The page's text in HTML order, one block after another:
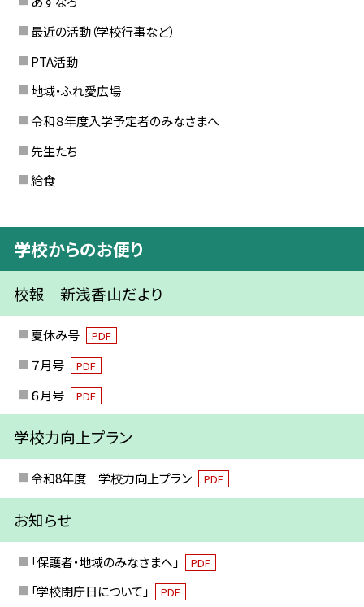
最近の活動（学校行事など）
PTA活動
地域・ふれ愛広場
令和８年度入学予定者のみなさまへ
先生たち
給食
学校からのお便り
校報 新浅香山だより
夏休み号 PDF
７月号 PDF
６月号 PDF
学校力向上プラン
令和8年度 学校力向上プラン PDF
お知らせ
「保護者・地域のみなさまへ」 PDF
「学校閉庁日について」 PDF